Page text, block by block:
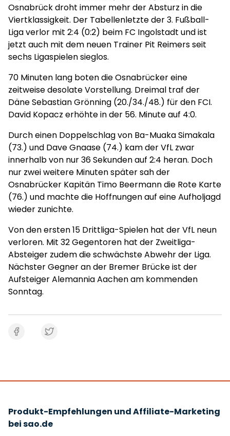
Osnabrück droht immer mehr der Absturz in die
Viertklassigkeit. Der Tabellenletzte der 3. Fußball-
Liga verlor mit 2:4 (0:2) beim FC Ingolstadt und ist
jetzt auch mit dem neuen Trainer Pit Reimers seit
sechs Ligaspielen sieglos.
70 Minuten lang boten die Osnabrücker eine
zeitweise desolate Vorstellung. Dreimal traf der
Däne Sebastian Grönning (20./34./48.) für den FCI.
David Kopacz erhöhte in der 56. Minute auf 4:0.
Durch einen Doppelschlag von Ba-Muaka Simakala
(73.) und Dave Gnaase (74.) kam der VfL zwar
innerhalb von nur 36 Sekunden auf 2:4 heran. Doch
nur zwei weitere Minuten später sah der
Osnabrücker Kapitän Timo Beermann die Rote Karte
(76.) und machte die Hoffnungen auf eine Aufholjagd
wieder zunichte.
Von den ersten 15 Drittliga-Spielen hat der VfL neun
verloren. Mit 32 Gegentoren hat der Zweitliga-
Absteiger zudem die schwächste Abwehr der Liga.
Nächster Gegner an der Bremer Brücke ist der
Aufsteiger Alemannia Aachen am kommenden
Sonntag.
Produkt-Empfehlungen und Affiliate-Marketing
bei sao.de